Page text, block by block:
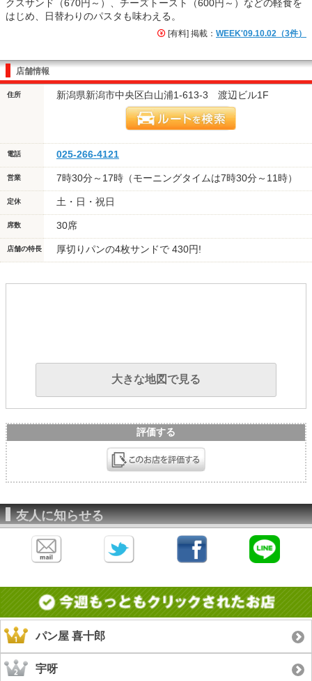
クスサンド（670円～）、チーズトースト（600円～）などの軽食を
はじめ、日替わりのパスタも味わえる。
[有料] 掲載： WEEK'09.10.02（3件）
店舗情報
住所 新潟県新潟市中央区白山浦1-613-3 渡辺ビル1F
電話 025-266-4121
営業 7時30分～17時（モーニングタイムは7時30分～11時）
定休 土・日・祝日
席数 30席
店舗の特長 厚切りパンの4枚サンドで 430円!
大きな地図で見る
評価する
友人に知らせる
パン屋 喜十郎
宇呀